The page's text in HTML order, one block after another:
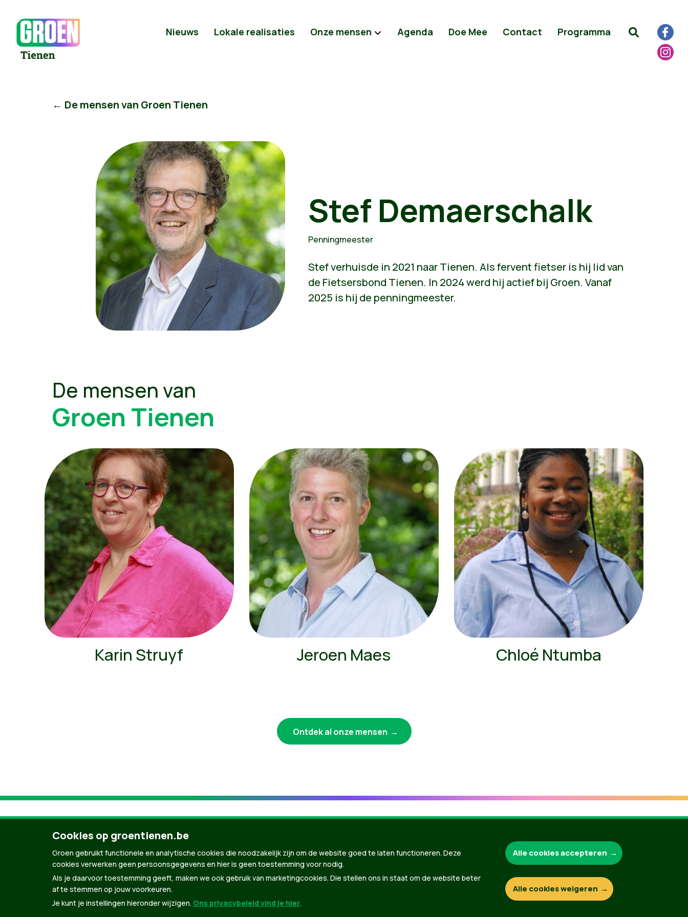
Nieuws Lokale realisaties Onze mensen Agenda Doe Mee Contact Programma
← De mensen van Groen Tienen
Stef Demaerschalk
Penningmeester
Stef verhuisde in 2021 naar Tienen. Als fervent fietser is hij lid van
de Fietsersbond Tienen. In 2024 werd hij actief bij Groen. Vanaf
2025 is hij de penningmeester.
De mensen van
Groen Tienen
Karin Struyf Jeroen Maes Chloé Ntumba
Ontdek al onze mensen
Groen.be
© Copyright Groen 2026 | Gemaakt metNationBuilder| Gebouwd door
Cookies op groentienen.be
Groen gebruikt functionele en analytische cookies die noodzakelijk zijn om de website goed te laten functioneren. Deze
cookies verwerken geen persoonsgegevens en hier is geen toestemming voor nodig.
Als je daarvoor toestemming geeft, maken we ook gebruik van marketingcookies. Die stellen ons in staat om de website beter
af te stemmen op jouw voorkeuren.
Je kunt je instellingen hieronder wijzigen. Ons privacybeleid vind je hier.
Alle cookies accepteren
Alle cookies weigeren